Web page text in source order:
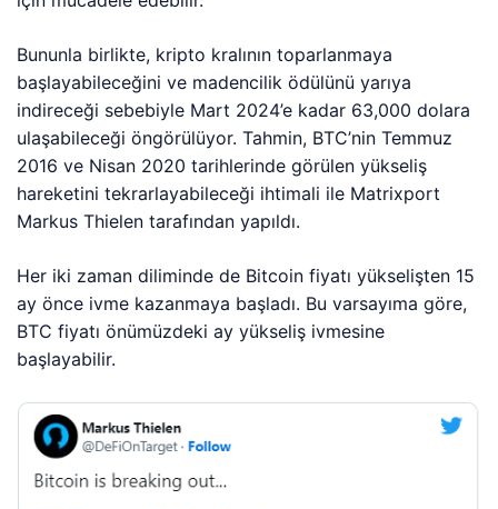
Bununla birlikte, kripto kralının toparlanmaya
başlayabileceğini ve madencilik ödülünü yarıya
indireceği sebebiyle Mart 2024’e kadar 63,000 dolara
ulaşabileceği öngörülüyor. Tahmin, BTC’nin Temmuz
2016 ve Nisan 2020 tarihlerinde görülen yükseliş
hareketini tekrarlayabileceği ihtimali ile Matrixport
Markus Thielen tarafından yapıldı.
Her iki zaman diliminde de Bitcoin fiyatı yükselişten 15
ay önce ivme kazanmaya başladı. Bu varsayıma göre,
BTC fiyatı önümüzdeki ay yükseliş ivmesine
başlayabilir.